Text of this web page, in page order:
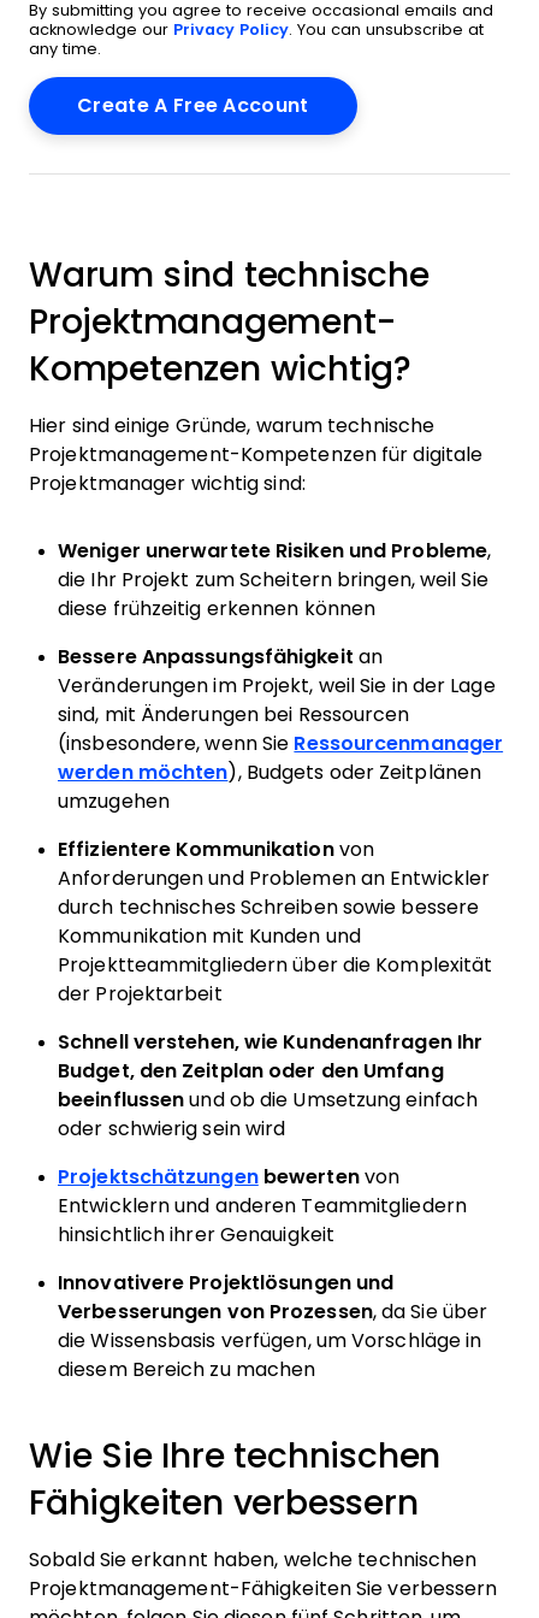
By submitting you agree to receive occasional emails and
acknowledge our Privacy Policy. You can unsubscribe at
any time.
Warum sind technische
Projektmanagement-
Kompetenzen wichtig?
Hier sind einige Gründe, warum technische
Projektmanagement-Kompetenzen für digitale
Projektmanager wichtig sind:
Weniger unerwartete Risiken und Probleme,
die Ihr Projekt zum Scheitern bringen, weil Sie
diese frühzeitig erkennen können
Bessere Anpassungsfähigkeit an
Veränderungen im Projekt, weil Sie in der Lage
sind, mit Änderungen bei Ressourcen
(insbesondere, wenn Sie Ressourcenmanager
werden möchten), Budgets oder Zeitplänen
umzugehen
Effizientere Kommunikationvon
Anforderungen und Problemen an Entwickler
durch technisches Schreibensowie bessere
Kommunikation mit Kunden und
Projektteammitgliedern über die Komplexität
der Projektarbeit
Schnell verstehen, wie Kundenanfragen Ihr
Budget, den Zeitplan oder den Umfang
beeinflussen und ob die Umsetzung einfach
oder schwierig sein wird
Projektschätzungenbewertenvon
Entwicklern und anderen Teammitgliedern
hinsichtlich ihrer Genauigkeit
Innovativere Projektlösungen und
Verbesserungen von Prozessen, da Sie über
die Wissensbasis verfügen, um Vorschläge in
diesem Bereich zu machen
Wie Sie Ihre technischen
Fähigkeiten verbessern
Sobald Sie erkannt haben, welche technischen
Projektmanagement-FähigkeitenSie verbessern